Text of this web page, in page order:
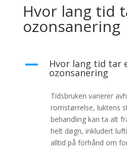
Hvor lang tid
ozonsanering
A Hvor lang tid tar
ozonsanering
Tidsbruken varierer
romstørrelse, luktens
behandling kan ta alt
helt døgn, inkludert
alltid på forhånd om